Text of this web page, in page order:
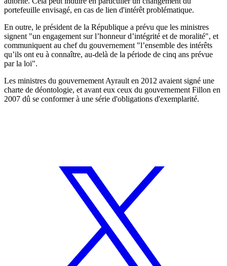
portefeuille envisagé, en cas de lien d'intérêt problématique.
En outre, le président de la République a prévu que les ministres
signent "un engagement sur l’honneur d’intégrité et de moralité", et
communiquent au chef du gouvernement "l’ensemble des intérêts
qu’ils ont eu à connaître, au-delà de la période de cinq ans prévue
par la loi".
Les ministres du gouvernement Ayrault en 2012 avaient signé une
charte de déontologie, et avant eux ceux du gouvernement Fillon en
2007 dû se conformer à une série d'obligations d'exemplarité.